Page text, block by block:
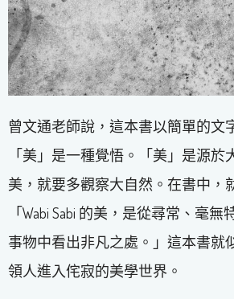
曾文通老師說，這本書以簡單的文
「美」是一種覺悟。「美」是源於
美，就要多觀察大自然。在書中，
「Wabi Sabi 的美，是從尋常、毫
事物中看出非凡之處。」這本書就
領人進入侘寂的美學世界。